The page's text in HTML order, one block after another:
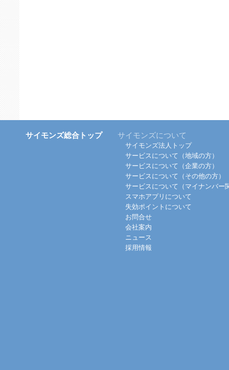
サイモンズ総合トップ サイモンズについて
サイモンズ法人トップ
サービスについて（地域の方）
サービスについて（企業の方）
サービスについて（その他の方）
サービスについて（マイナンバー
スマホアプリについて
失効ポイントについて
お問合せ
会社案内
ニュース
採用情報